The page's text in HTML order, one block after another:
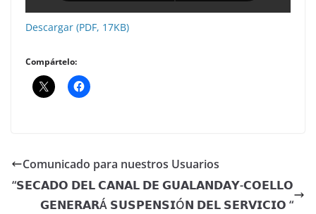
Descargar (PDF, 17KB)
Compártelo:
Comunicado para nuestros Usuarios
“𝗦𝗘𝗖𝗔𝗗𝗢 𝗗𝗘𝗟 𝗖𝗔𝗡𝗔𝗟 𝗗𝗘 𝗚𝗨𝗔𝗟𝗔𝗡𝗗𝗔𝗬-𝗖𝗢𝗘𝗟𝗟𝗢
𝗚𝗘𝗡𝗘𝗥𝗔𝗥Á 𝗦𝗨𝗦𝗣𝗘𝗡𝗦𝗜Ó𝗡 𝗗𝗘𝗟 𝗦𝗘𝗥𝗩𝗜𝗖𝗜𝗢 “